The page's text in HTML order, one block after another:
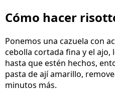
Cómo hacer
Ponemos una cazuela con
cebolla cortada fina y el
hasta que estén hechos,
pasta de ají amarillo,
minutos más.